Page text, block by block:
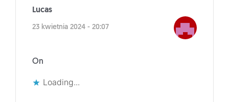
Lucas
23 kwietnia 2024 - 20:07
On
Loading...